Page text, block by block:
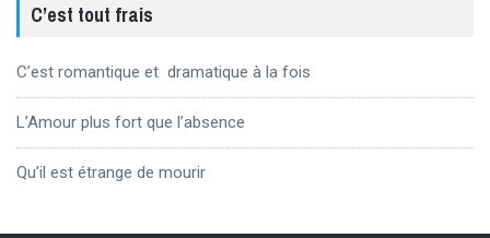
C’est tout frais
C’est romantique et dramatique à la fois
L’Amour plus fort que l’absence
Qu’il est étrange de mourir